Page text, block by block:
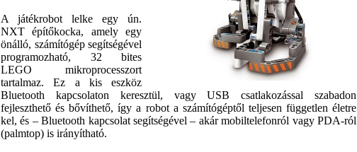
A játékrobot lelke egy ún.
NXT építőkocka, amely egy
önálló, számítógép segítségével
programozható, 32 bites
LEGO mikroprocesszort
tartalmaz. Ez a kis eszköz
Bluetooth kapcsolaton keresztül, vagy USB csatlakozással szabadon
fejleszthető és bővíthető, így a robot a számítógéptől teljesen független életre
kel, és – Bluetooth kapcsolat segítségével – akár mobiltelefonról vagy PDA-ról
(palmtop) is irányítható.